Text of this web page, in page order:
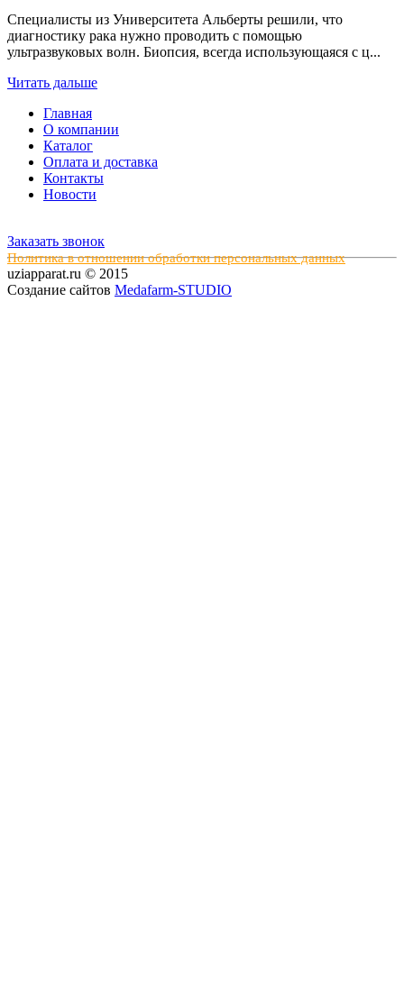
Специалисты из Университета Альберты решили, что
диагностику рака нужно проводить с помощью
ультразвуковых волн. Биопсия, всегда использующаяся с ц...
Читать дальше
Главная
О компании
Каталог
Оплата и доставка
Контакты
Новости
Заказать звонок
Политика в отношении обработки персональных данных
uziapparat.ru © 2015
Создание сайтов Medafarm-STUDIO